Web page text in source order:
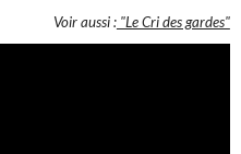
Voir aussi :"Le Cri des gardes"